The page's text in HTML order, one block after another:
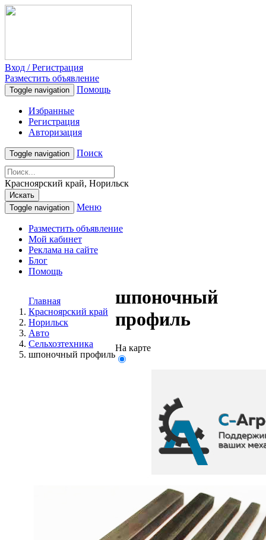
Вход / Регистрация
Разместить объявление
Toggle navigation Помощь
Избранные
Регистрация
Авторизация
Toggle navigation Поиск
Красноярский край, Норильск
Искать
Toggle navigation
Меню
Разместить объявление
Мой кабинет
Реклама на сайте
Блог
Помощь
Главная
Красноярский край
Норильск
Авто
Сельхозтехника
шпоночный профиль
шпоночный
профиль
На карте